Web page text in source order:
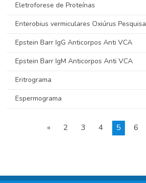
Eletroforese de Proteínas
Enterobius vermiculares Oxiúrus Pesquisa
Epstein Barr IgG Anticorpos Anti VCA
Epstein Barr IgM Anticorpos Anti VCA
Eritrograma
Espermograma
« 2 3 4 5 6